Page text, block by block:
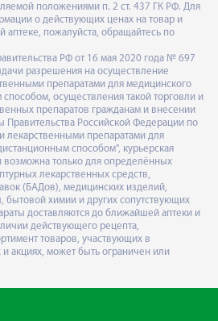
положениями п. 2 ст. 437 ГК РФ. Для
о действующих ценах на товар и
аптеке, пожалуйста, обращайтесь по
РФ от 16 мая 2020 года № 697
разрешения на осуществление
препаратами для медицинского
осуществления такой торговли и
препаратов гражданам и внесении
Правительства Российской Федерации по
лекарственными препаратами для
способом", курьерская
возможна только для определённых
лекарственных средств,
(БАДов), медицинских изделий,
бытовой химии и других сопутствующих
доставляются до ближайшей аптеки и
действующего рецепта,
товаров, участвующих в
акциях, может быть ограничен или